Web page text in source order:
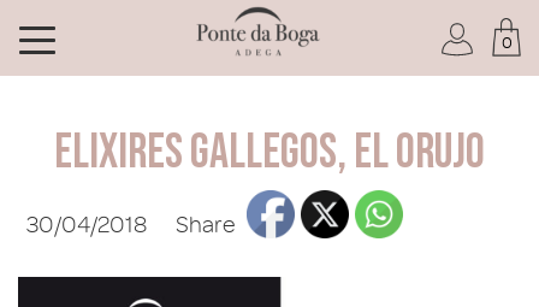
I have forgotten my password
0
Elixires gallegos, el orujo
30/04/2018 Share